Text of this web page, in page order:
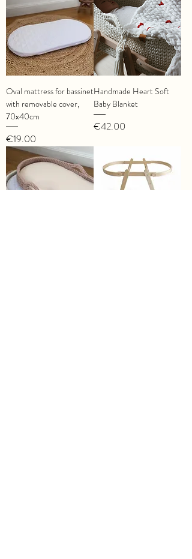
Oval mattress for bassinet
with removable cover,
70x40cm
Price
€19.00
Handmade Heart Soft
Baby Blanket
Price
€42.00